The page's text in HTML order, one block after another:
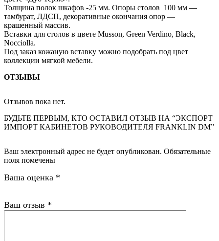
Толщина полок шкафов -25 мм. Опоры столов 100 мм —
тамбурат, ЛДСП, декоративные окончания опор —
крашенный массив.
Вставки для столов в цвете Musson, Green Verdino, Black,
Nocciolla.
Под заказ кожаную вставку можно подобрать под цвет
коллекции мягкой мебели.
ОТЗЫВЫ
Отзывов пока нет.
БУДЬТЕ ПЕРВЫМ, КТО ОСТАВИЛ ОТЗЫВ НА “ЭКСПОРТ
ИМПОРТ КАБИНЕТОВ РУКОВОДИТЕЛЯ FRANKLIN DM”
Ваш электронный адрес не будет опубликован. Обязательные
поля помечены
Ваша оценка *
Ваш отзыв *